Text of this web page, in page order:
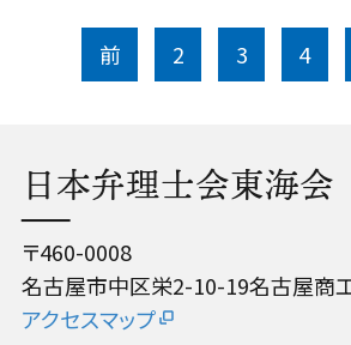
前 2 3 4
日本弁理士会東海会
〒460-0008
名古屋市中区栄2-10-19名古屋商
アクセスマップ